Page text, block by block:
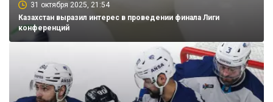
31 октября 2025, 21:54
Казахстан выразил интерес в проведении финала Лиги
конференций